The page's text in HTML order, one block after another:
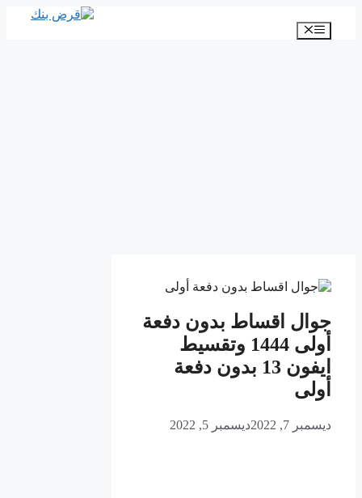
المحتوى
القائمة
جوال اقساط بدون دفعة
أولى 1444 وتقسيط
ايفون 13 بدون دفعة
أولى
ديسمبر 7, 2022 ديسمبر 5, 2022